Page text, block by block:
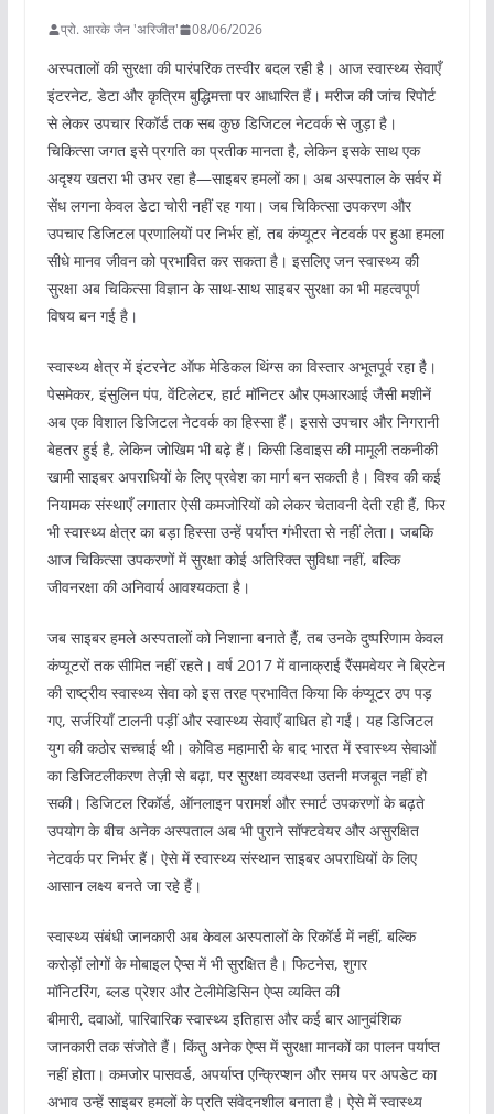
प्रो. आरके जैन 'अरिजीत' 08/06/2026
अस्पतालों की सुरक्षा की पारंपरिक तस्वीर बदल रही है। आज स्वास्थ्य सेवाएँ
इंटरनेट, डेटा और कृत्रिम बुद्धिमत्ता पर आधारित हैं। मरीज की जांच रिपोर्ट
से लेकर उपचार रिकॉर्ड तक सब कुछ डिजिटल नेटवर्क से जुड़ा है।
चिकित्सा जगत इसे प्रगति का प्रतीक मानता है, लेकिन इसके साथ एक
अदृश्य खतरा भी उभर रहा है—साइबर हमलों का। अब अस्पताल के सर्वर में
सेंध लगना केवल डेटा चोरी नहीं रह गया। जब चिकित्सा उपकरण और
उपचार डिजिटल प्रणालियों पर निर्भर हों, तब कंप्यूटर नेटवर्क पर हुआ हमला
सीधे मानव जीवन को प्रभावित कर सकता है। इसलिए जन स्वास्थ्य की
सुरक्षा अब चिकित्सा विज्ञान के साथ-साथ साइबर सुरक्षा का भी महत्वपूर्ण
विषय बन गई है।
स्वास्थ्य क्षेत्र में इंटरनेट ऑफ मेडिकल थिंग्स का विस्तार अभूतपूर्व रहा है।
पेसमेकर, इंसुलिन पंप, वेंटिलेटर, हार्ट मॉनिटर और एमआरआई जैसी मशीनें
अब एक विशाल डिजिटल नेटवर्क का हिस्सा हैं। इससे उपचार और निगरानी
बेहतर हुई है, लेकिन जोखिम भी बढ़े हैं। किसी डिवाइस की मामूली तकनीकी
खामी साइबर अपराधियों के लिए प्रवेश का मार्ग बन सकती है। विश्व की कई
नियामक संस्थाएँ लगातार ऐसी कमजोरियों को लेकर चेतावनी देती रही हैं, फिर
भी स्वास्थ्य क्षेत्र का बड़ा हिस्सा उन्हें पर्याप्त गंभीरता से नहीं लेता। जबकि
आज चिकित्सा उपकरणों में सुरक्षा कोई अतिरिक्त सुविधा नहीं, बल्कि
जीवनरक्षा की अनिवार्य आवश्यकता है।
जब साइबर हमले अस्पतालों को निशाना बनाते हैं, तब उनके दुष्परिणाम केवल
कंप्यूटरों तक सीमित नहीं रहते। वर्ष 2017 में वानाक्राई रैंसमवेयर ने ब्रिटेन
की राष्ट्रीय स्वास्थ्य सेवा को इस तरह प्रभावित किया कि कंप्यूटर ठप पड़
गए, सर्जरियाँ टालनी पड़ीं और स्वास्थ्य सेवाएँ बाधित हो गईं। यह डिजिटल
युग की कठोर सच्चाई थी। कोविड महामारी के बाद भारत में स्वास्थ्य सेवाओं
का डिजिटलीकरण तेज़ी से बढ़ा, पर सुरक्षा व्यवस्था उतनी मजबूत नहीं हो
सकी। डिजिटल रिकॉर्ड, ऑनलाइन परामर्श और स्मार्ट उपकरणों के बढ़ते
उपयोग के बीच अनेक अस्पताल अब भी पुराने सॉफ्टवेयर और असुरक्षित
नेटवर्क पर निर्भर हैं। ऐसे में स्वास्थ्य संस्थान साइबर अपराधियों के लिए
आसान लक्ष्य बनते जा रहे हैं।
स्वास्थ्य संबंधी जानकारी अब केवल अस्पतालों के रिकॉर्ड में नहीं, बल्कि
करोड़ों लोगों के मोबाइल ऐप्स में भी सुरक्षित है। फिटनेस, शुगर
मॉनिटरिंग, ब्लड प्रेशर और टेलीमेडिसिन ऐप्स व्यक्ति की
बीमारी, दवाओं, पारिवारिक स्वास्थ्य इतिहास और कई बार आनुवंशिक
जानकारी तक संजोते हैं। किंतु अनेक ऐप्स में सुरक्षा मानकों का पालन पर्याप्त
नहीं होता। कमजोर पासवर्ड, अपर्याप्त एन्क्रिप्शन और समय पर अपडेट का
अभाव उन्हें साइबर हमलों के प्रति संवेदनशील बनाता है। ऐसे में स्वास्थ्य